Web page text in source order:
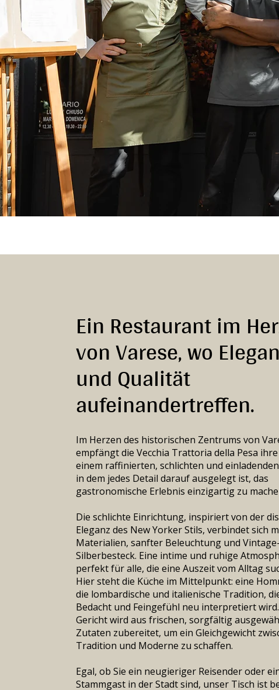
Ein Restaurant im
von Varese, wo
und Qualität
aufeinandertreffen.
Im Herzen des historischen Zentrums von
empfängt die Vecchia Trattoria della Pesa
einem raffinierten, schlichten und
in dem jedes Detail darauf ausgelegt ist, das
gastronomische Erlebnis einzigartig zu
Die schlichte Einrichtung, inspiriert von der
Eleganz des New Yorker Stils, verbindet sich
Materialien, sanfter Beleuchtung und Vintage-
Silberbesteck. Eine intime und ruhige
perfekt für alle, die eine Auszeit vom Alltag
Hier steht die Küche im Mittelpunkt: eine
die lombardische und italienische Tradition,
Bedacht und Feingefühl neu interpretiert wird.
Gericht wird aus frischen, sorgfältig
Zutaten zubereitet, um ein Gleichgewicht
Tradition und Moderne zu schaffen.
Egal, ob Sie ein neugieriger Reisender oder
Stammgast in der Stadt sind, unser Tisch ist